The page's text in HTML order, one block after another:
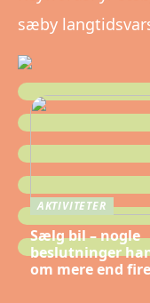
sæby
AKTIVITETER
Sælg bil – nogle
beslutninger
om mere end